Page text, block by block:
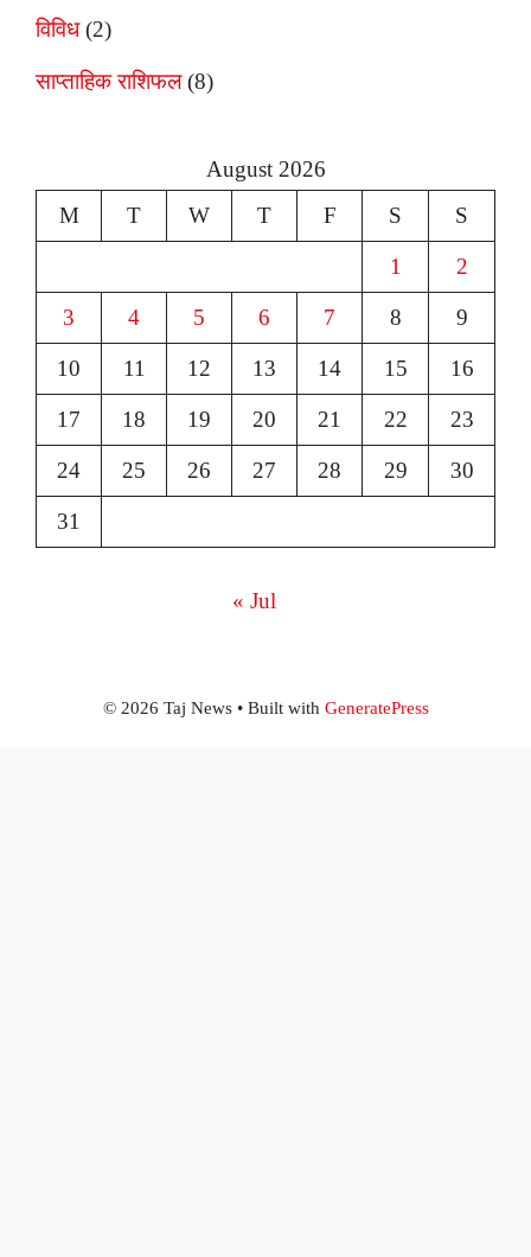
विविध(2)
साप्ताहिक राशिफल(8)
August 2026
M
T W T F S S
1 2
3 4 5 6 7 8 9
10 11 12 13 14 15 16
17 18 19 20 21 22 23
24 25 26 27 28 29 30
31
« Jul
© 2026 Taj News• Built with GeneratePress